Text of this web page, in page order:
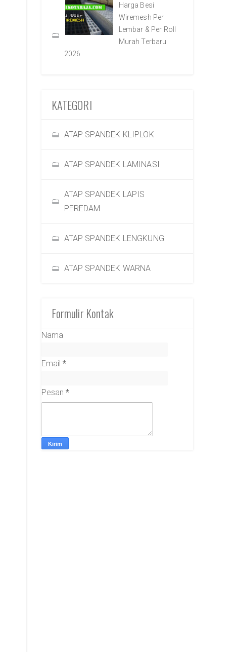
Harga Besi
Wiremesh Per
Lembar & Per Roll
Murah Terbaru
2026
KATEGORI
ATAP SPANDEK KLIPLOK
ATAP SPANDEK LAMINASI
ATAP SPANDEK LAPIS
PEREDAM
ATAP SPANDEK LENGKUNG
ATAP SPANDEK WARNA
Formulir Kontak
Nama
Email*
Pesan*